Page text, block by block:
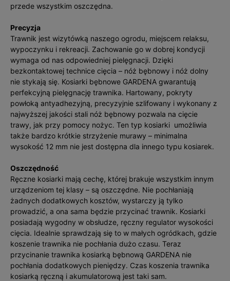
przede wszystkim oszczędna.
Precyzja
Trawnik jest wizytówką naszego ogrodu, miejscem relaksu,
wypoczynku i rekreacji. Zachowanie go w dobrej kondycji
wymaga od nas odpowiedniej pielęgnacji. Dzięki
bezkontaktowej technice cięcia – nóż bębnowy i nóż dolny
nie stykają się. Kosiarki bębnowe GARDENA gwarantują
perfekcyjną pielęgnację trawnika. Hartowany, pokryty
powłoką antyadhezyjną, precyzyjnie szlifowany i wykonany z
najwyższej jakości stali nóż bębnowy pozwala na cięcie
trawy, jak przy pomocy nożyc. Ten typ kosiarki umożliwia
także bardzo krótkie strzyżenie murawy – minimalna
wysokość 12 mm nie jest dostępna dla innego typu kosiarek.
Oszczędność
Ręczne kosiarki mają cechę, której brakuje wszystkim innym
urządzeniom tej klasy – są oszczędne. Nie pochłaniają
żadnych dodatkowych kosztów, wystarczy ją tylko
prowadzić, a ona sama będzie przycinać trawnik. Kosiarki
posiadają wygodny w obsłudze, ręczny regulator wysokości
cięcia. Idealnie sprawdzają się to w małych ogródkach, gdzie
koszenie trawnika nie pochłania dużo czasu. Teraz
przycinanie trawnika kosiarką bębnową GARDENA nie
pochłania dodatkowych pieniędzy. Czas koszenia trawnika
kosiarką ręczną i akumulatorową jest taki sam.